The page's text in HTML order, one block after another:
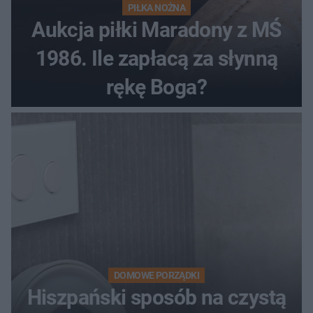
PIŁKA NOŻNA
Aukcja piłki Maradony z MŚ
1986. Ile zapłacą za słynną
rękę Boga?
DOMOWE PORZĄDKI
Hiszpański sposób na czystą